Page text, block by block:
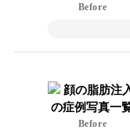
Before
Before